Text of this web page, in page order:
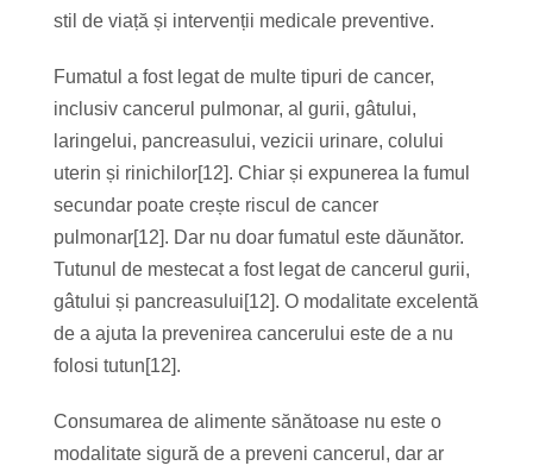
stil de viață și intervenții medicale preventive.
Fumatul a fost legat de multe tipuri de cancer,
inclusiv cancerul pulmonar, al gurii, gâtului,
laringelui, pancreasului, vezicii urinare, colului
uterin și rinichilor[12]. Chiar și expunerea la fumul
secundar poate crește riscul de cancer
pulmonar[12]. Dar nu doar fumatul este dăunător.
Tutunul de mestecat a fost legat de cancerul gurii,
gâtului și pancreasului[12]. O modalitate excelentă
de a ajuta la prevenirea cancerului este de a nu
folosi tutun[12].
Consumarea de alimente sănătoase nu este o
modalitate sigură de a preveni cancerul, dar ar